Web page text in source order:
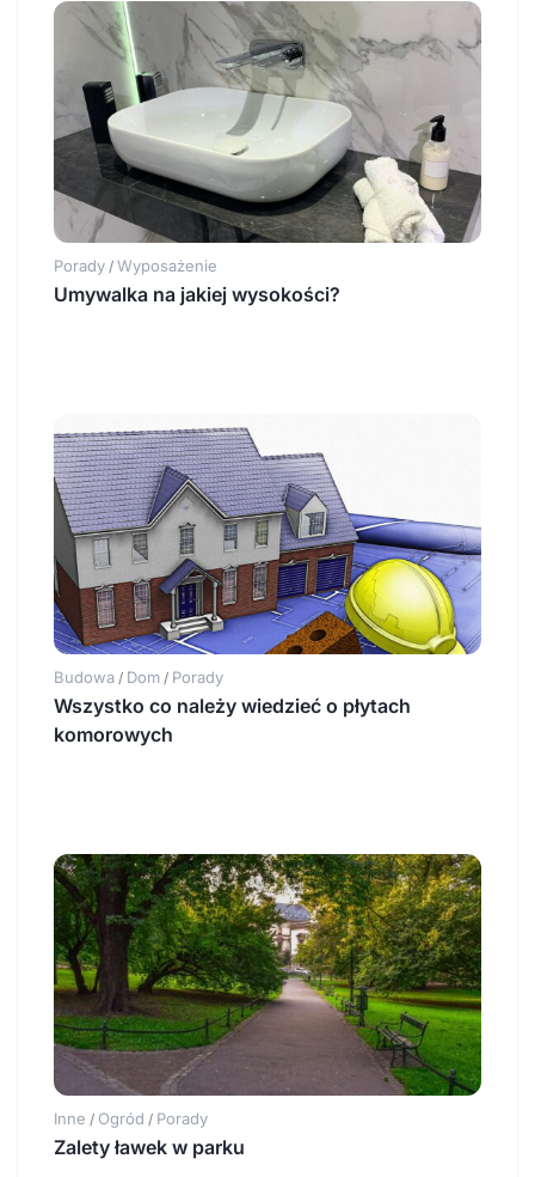
Porady / Wyposażenie
Umywalka na jakiej wysokości?
Budowa / Dom / Porady
Wszystko co należy wiedzieć o płytach
komorowych
Inne / Ogród / Porady
Zalety ławek w parku